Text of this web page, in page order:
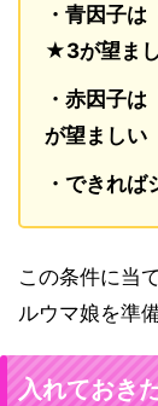
・青因子
★3が望ま
・赤因子
が望ましい
・できれ
この条件に当
ルウマ娘を準
入れておき